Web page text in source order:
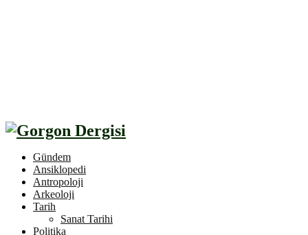
Gündem
Ansiklopedi
Antropoloji
Arkeoloji
Tarih
Sanat Tarihi
Politika